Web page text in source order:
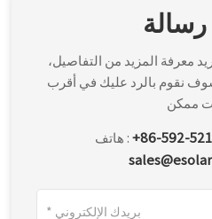
معرفة المزيد من التفاصيل،
نقوم بالرد عليك في أقرب
هاتف :+86-592-